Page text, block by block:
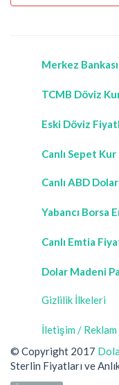
Merkez
TCMB Döviz
Eski Döviz
Canlı Sepet Kur
Canlı ABD
Yabancı Borsa
Canlı Emtia
Dolar Madeni
Gizlilik İlkeleri
İletişim / Reklam
© Copyright 2017
Sterlin Fiyatları ve